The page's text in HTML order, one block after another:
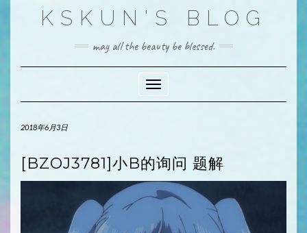
KSKUN'S BLOG
may all the beauty be blessed.
Toggle Navigation
2018年6月3日
[BZOJ3781]小B的询问 题解